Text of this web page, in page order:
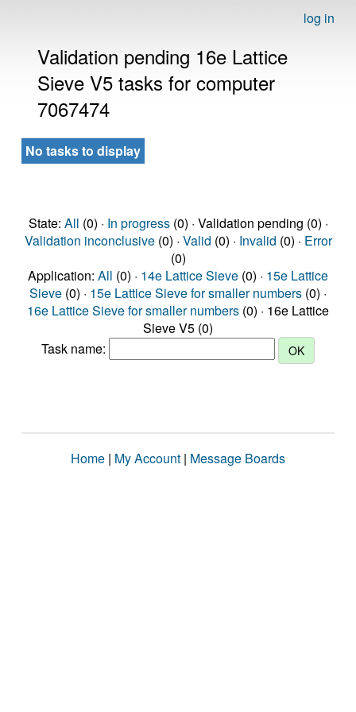
log in
Validation pending 16e Lattice
Sieve V5 tasks for computer
7067474
No tasks to display
State: All (0) · In progress(0) · Validation pending (0) ·
Validation inconclusive(0) · Valid (0) · Invalid (0) · Error
(0)
Application: All (0) · 14e Lattice Sieve (0) · 15e Lattice
Sieve (0) · 15e Lattice Sieve for smaller numbers (0) ·
16e Lattice Sieve for smaller numbers (0) · 16e Lattice
Sieve V5 (0)
Task name:
Home | My Account | Message Boards